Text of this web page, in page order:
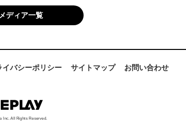
ディア一覧
イバシーポリシー サイトマップ お問い合わせ
Inc. All Rights Reserved.